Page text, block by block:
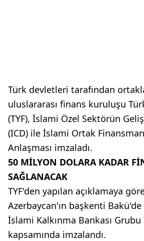
Türk devletleri tarafından
uluslararası finans kuruluşu
(TYF), İslami Özel Sektörün
(ICD) ile İslami Ortak
Anlaşması imzaladı.
50 MİLYON DOLARA KADAR
SAĞLANACAK
TYF'den yapılan açıklamaya
Azerbaycan'ın başkenti
İslami Kalkınma Bankası Grubu
kapsamında imzalandı.